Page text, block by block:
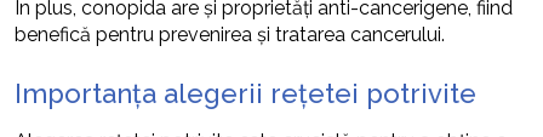
În plus, conopida are și proprietăți anti-cancerigene, fiind
benefică pentru prevenirea și tratarea cancerului.
Importanța alegerii rețetei potrivite